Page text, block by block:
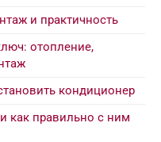
и практичность
отопление,
кондиционер
как правильно с ним